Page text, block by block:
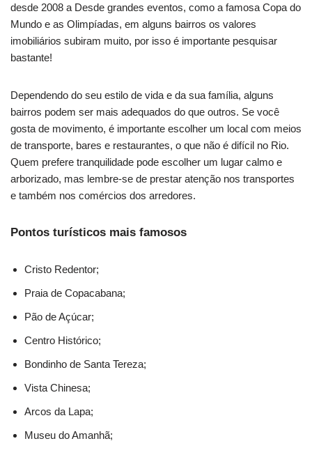
desde 2008 a Desde grandes eventos, como a famosa Copa do
Mundo e as Olimpíadas, em alguns bairros os valores
imobiliários subiram muito, por isso é importante pesquisar
bastante!
Dependendo do seu estilo de vida e da sua família, alguns
bairros podem ser mais adequados do que outros. Se você
gosta de movimento, é importante escolher um local com meios
de transporte, bares e restaurantes, o que não é difícil no Rio.
Quem prefere tranquilidade pode escolher um lugar calmo e
arborizado, mas lembre-se de prestar atenção nos transportes
e também nos comércios dos arredores.
Pontos turísticos mais famosos
Cristo Redentor;
Praia de Copacabana;
Pão de Açúcar;
Centro Histórico;
Bondinho de Santa Tereza;
Vista Chinesa;
Arcos da Lapa;
Museu do Amanhã;